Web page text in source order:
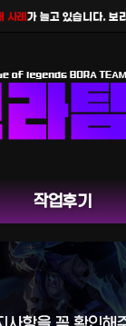
가 늘고 있습니다. 보라팀
작업후기